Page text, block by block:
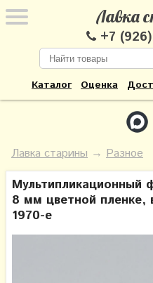
Лавка
+7
Каталог Оценка
Лавка старины → Разное
Мультипликационный
8 мм цветной
1970-е